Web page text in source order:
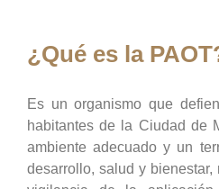
¿Qué es la
Es un organismo que
habitantes de la Ciudad de
ambiente adecuado y un
desarrollo, salud y